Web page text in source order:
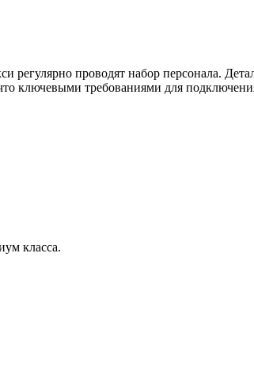
регулярно проводят набор персонала.
ключевыми требованиями для
класса.